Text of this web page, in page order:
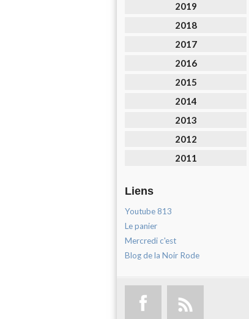
2019
2018
2017
2016
2015
2014
2013
2012
2011
Liens
Youtube 813
Le panier
Mercredi c'est
Blog de la Noir Rode